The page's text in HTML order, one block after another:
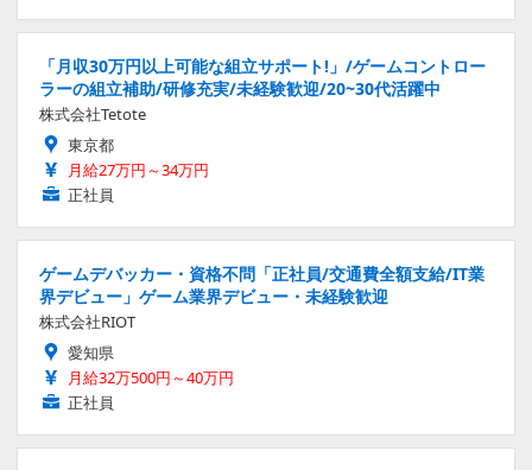
「月収30万円以上可能な組立サポート!」/ゲームコントロー
ラーの組立補助/研修充実/未経験歓迎/20~30代活躍中
株式会社Tetote
東京都
月給27万円～34万円
正社員
ゲームデバッカー・資格不問「正社員/交通費全額支給/IT業
界デビュー」ゲーム業界デビュー・未経験歓迎
株式会社RIOT
愛知県
月給32万500円～40万円
正社員